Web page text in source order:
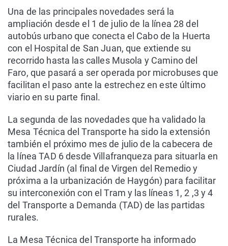
Una de las principales novedades será la
ampliación desde el 1 de julio de la línea 28 del
autobús urbano que conecta el Cabo de la Huerta
con el Hospital de San Juan, que extiende su
recorrido hasta las calles Musola y Camino del
Faro, que pasará a ser operada por microbuses que
facilitan el paso ante la estrechez en este último
viario en su parte final.
La segunda de las novedades que ha validado la
Mesa Técnica del Transporte ha sido la extensión
también el próximo mes de julio de la cabecera de
la línea TAD 6 desde Villafranqueza para situarla en
Ciudad Jardín (al final de Virgen del Remedio y
próxima a la urbanización de Haygón) para facilitar
su interconexión con el Tram y las líneas 1, 2 ,3 y 4
del Transporte a Demanda (TAD) de las partidas
rurales.
La Mesa Técnica del Transporte ha informado